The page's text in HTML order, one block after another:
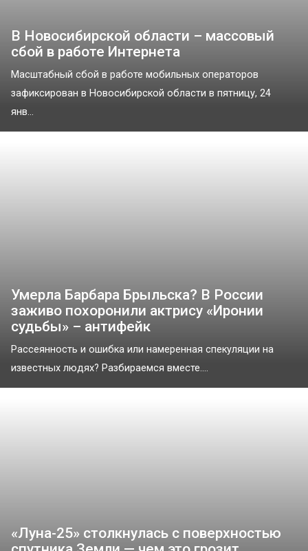
В Новосибирской области – массовый
сбой в работе Интернета
Масштабный сбой в работе мобильных операторов
зафиксирован в Новосибирской области в пятницу, 24
янв...
Умерла Барбара Брыльска? В России
заживо похоронили актрису «Иронии
судьбы» – антифейк
Рассеянность и ошибка или намеренная спекуляции на
известных людях? Разбираемся вместе....
«Луна-25» столкнулась с поверхностью